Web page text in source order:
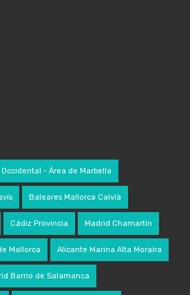
- Área de Marbella
Baleares Mallorca Calvià
Cádiz Provincia Madrid Chamartin
Mallorca Alicante Marina Alta Moraira
Barrio de Salamanca